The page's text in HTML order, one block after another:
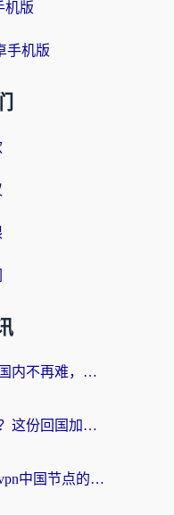
机版
手机版
海外党必看：手机翻墙回国内不再难，一篇搞定无缝访问国内资源指南
海外华人电视直播总卡顿？这份回国加速器选择指南帮你无缝看国内资源
海外党必看：如何选对带vpn中国节点的加速器？无缝访问国内资源全攻略